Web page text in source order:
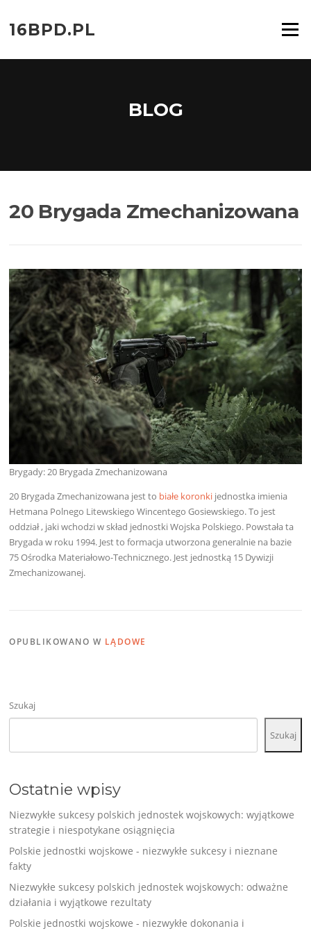
do
treści16BPD.PL Menu
BLOG
20 Brygada Zmechanizowana
Brygady: 20 Brygada Zmechanizowana
20 Brygada Zmechanizowana jest to białe koronki jednostka imienia
Hetmana Polnego Litewskiego Wincentego Gosiewskiego. To jest
oddział , jaki wchodzi w skład jednostki Wojska Polskiego. Powstała ta
Brygada w roku 1994. Jest to formacja utworzona generalnie na bazie
75 Ośrodka Materiałowo-Technicznego. Jest jednostką 15 Dywizji
Zmechanizowanej.
OPUBLIKOWANO W LĄDOWE
Szukaj
Szukaj
Ostatnie wpisy
Niezwykłe sukcesy polskich jednostek wojskowych: wyjątkowe
strategie i niespotykane osiągnięcia
Polskie jednostki wojskowe - niezwykłe sukcesy i nieznane
fakty
Niezwykłe sukcesy polskich jednostek wojskowych: odważne
działania i wyjątkowe rezultaty
Polskie jednostki wojskowe - niezwykłe dokonania i